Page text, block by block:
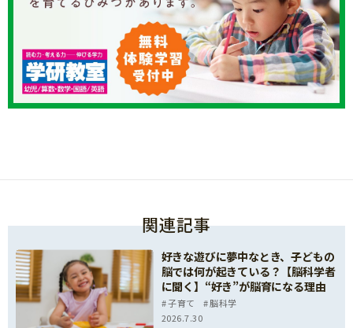
関連記事
好きな遊びに夢中なとき、子どもの
脳では何が起きている？【脳科学者
に聞く】“好き”が脳育になる理由
子育て
脳科学
2026.7.30